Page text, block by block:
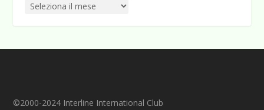
©2000-2024 Interline International Club